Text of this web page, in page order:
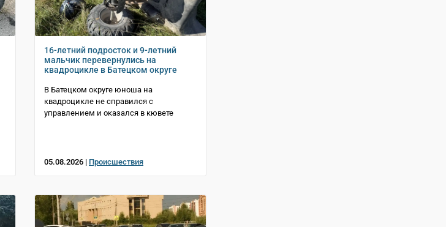
16-летний подросток и 9-летний
мальчик перевернулись на
квадроцикле в Батецком округе
В Батецком округе юноша на
квадроцикле не справился с
управлением и оказался в кювете
05.08.2026 | Происшествия